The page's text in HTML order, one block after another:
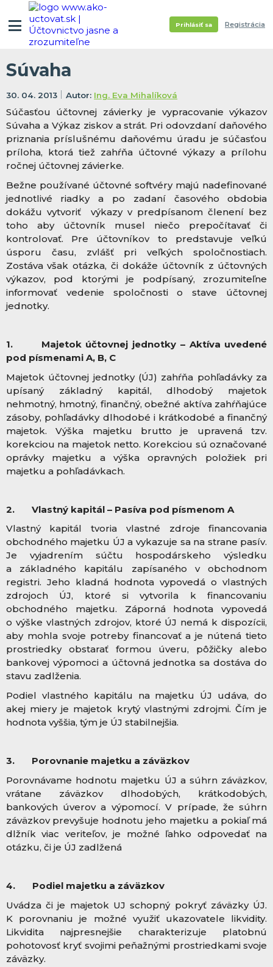
Prihlásiť sa Registrácia
Súvaha
30. 04. 2013 Ing. Eva Mihalíková
Súčasťou účtovnej závierky je vypracovanie výkazov
Súvaha a Výkaz ziskov a strát. Pri odovzdaní daňového
priznania príslušnému daňovému úradu je súčasťou
príloha, ktorá tiež zahŕňa účtovné výkazy a prílohu
ročnej účtovnej závierke.
Bežne používané účtovné softvéry majú nadefinované
jednotlivé riadky a po zadaní časového obdobia
dokážu vytvoriť výkazy v predpísanom členení bez
toho aby účtovník musel niečo prepočítavať či
kontrolovať. Pre účtovníkov to predstavuje veľkú
úsporu času, zvlášť pri veľkých spoločnostiach.
Zostáva však otázka, či dokáže účtovník z účtovných
výkazov, pod ktorými je podpísaný, zrozumiteľne
informovať vedenie spoločnosti o stave účtovnej
jednotky.
1. Majetok účtovnej jednotky – Aktíva uvedené
pod písmenami A, B, C
Majetok účtovnej jednotky (ÚJ) zahŕňa pohľadávky za
upísaný základný kapitál, dlhodobý majetok
nehmotný, hmotný, finančný, obežné aktíva zahŕňajúce
zásoby, pohľadávky dlhodobé i krátkodobé a finančný
majetok. Výška majetku brutto je upravená tzv.
korekciou na majetok netto. Korekciou sú označované
oprávky majetku a výška opravných položiek pri
majetku a pohľadávkach.
2. Vlastný kapitál – Pasíva pod písmenom A
Vlastný kapitál tvoria vlastné zdroje financovania
obchodného majetku ÚJ a vykazuje sa na strane pasív.
Je vyjadrením súčtu hospodárskeho výsledku
a základného kapitálu zapísaného v obchodnom
registri. Jeho kladná hodnota vypovedá o vlastných
zdrojoch ÚJ, ktoré si vytvorila k financovaniu
obchodného majetku. Záporná hodnota vypovedá
o výške vlastných zdrojov, ktoré ÚJ nemá k dispozícii,
aby mohla svoje potreby financovať a je nútená tieto
prostriedky obstarať formou úveru, pôžičky alebo
bankovej výpomoci a účtovná jednotka sa dostáva do
stavu zadlženia.
Podiel vlastného kapitálu na majetku ÚJ udáva, do
akej miery je majetok krytý vlastnými zdrojmi. Čím je
hodnota vyššia, tým je ÚJ stabilnejšia.
3. Porovnanie majetku a záväzkov
Porovnávame hodnotu majetku ÚJ a súhrn záväzkov,
vrátane záväzkov dlhodobých, krátkodobých,
bankových úverov a výpomocí. V prípade, že súhrn
záväzkov prevyšuje hodnotu jeho majetku a pokiaľ má
dlžník viac veriteľov, je možné ľahko odpovedať na
otázku, či je ÚJ zadlžená
4. Podiel majetku a záväzkov
Uvádza či je majetok UJ schopný pokryť záväzky ÚJ.
K porovnaniu je možné využiť ukazovatele likvidity.
Likvidita najpresnejšie charakterizuje platobnú
pohotovosť kryť svojimi peňažnými prostriedkami svoje
záväzky.